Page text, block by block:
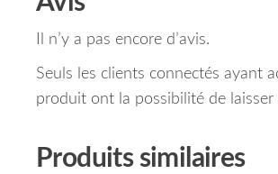
Il n’y a pas encore d’avis.
Seuls les clients connectés ayant
produit ont la possibilité de laisser
Produits similaires